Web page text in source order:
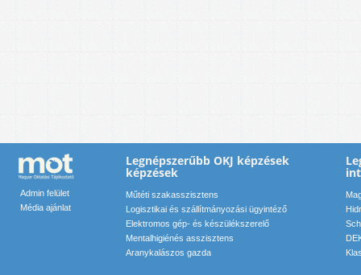
Admin felület
Média ajánlat
Legnépszerűbb OKJ képzések
képzések
Műtéti szakasszisztens
Logisztikai és szállítmányozási ügyintéző
Elektromos gép- és készülékszerelő
Mentalhigiénés asszisztens
Aranykalászos gazda